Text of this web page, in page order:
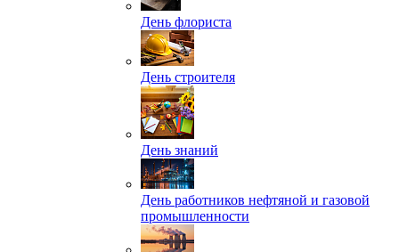
День флориста
День строителя
День знаний
День работников нефтяной и газовой
промышленности